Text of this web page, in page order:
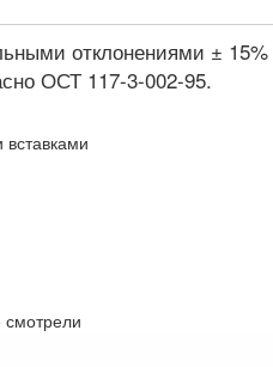
отклонениями ± 15%
ОСТ 117-3-002-95.